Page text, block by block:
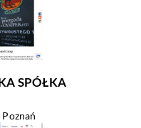
SPÓŁKA